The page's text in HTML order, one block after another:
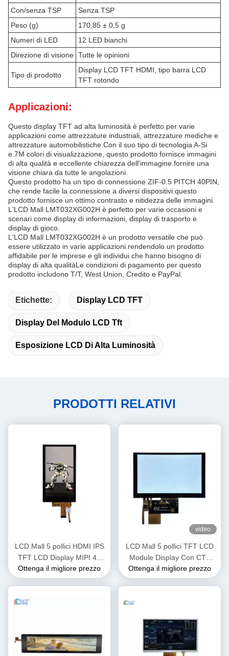
Con/senza TSP
Senza TSP
Peso (g)
170,85 ± 0,5 g
Numeri di LED
12 LED bianchi
Direzione di visione Tutte le opinioni
Tipo di prodotto
Display LCD TFT HDMI, tipo barra LCD
TFT rotondo
Applicazioni:
Questo display TFT ad alta luminosità è perfetto per varie
applicazioni come attrezzature industriali, attrezzature mediche e
attrezzature automobilistiche.Con il suo tipo di tecnologia A-Si
e.7M colori di visualizzazione, questo prodotto fornisce immagini
di alta qualità e eccellente chiarezza dell'immagine.fornire una
visione chiara da tutte le angolazioni.
Questo prodotto ha un tipo di connessione ZIF-0.5 PITCH 40PIN,
che rende facile la connessione a diversi dispositivi.questo
prodotto fornisce un ottimo contrasto e nitidezza delle immagini.
L'LCD Mall LMT032XG002H è perfetto per varie occasioni e
scenari come display di informazioni, display di trasporto e
display di gioco.
L'LCD Mall LMT032XG002H è un prodotto versatile che può
essere utilizzato in varie applicazioni.rendendolo un prodotto
affidabile per le imprese e gli individui che hanno bisogno di
display di alta qualitàLe condizioni di pagamento per questo
prodotto includono T/T, West Union, Credito e PayPal.
Etichette: Display LCD TFT
Display Del Modulo LCD Tft
Esposizione LCD Di Alta Luminosità
PRODOTTI RELATIVI
LCD Mall 5 pollici HDMI IPS
TFT LCD Display MIPI 4L
Interfaccia
Ottenga il migliore prezzo
video
LCD Mall 5 pollici TFT LCD
Module Display Con CTP
Touch Panel IPS
Visualizzazione 400cd/M2
Ottenga il migliore prezzo